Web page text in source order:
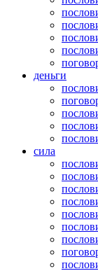
деньги
сила